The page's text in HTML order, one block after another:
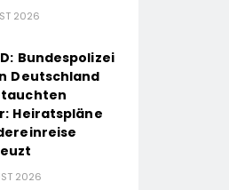
2026
Bundespolizei
Deutschland
Heiratspläne
2026